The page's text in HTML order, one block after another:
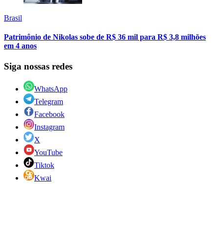
Brasil
Patrimônio de Nikolas sobe de R$ 36 mil para R$ 3,8 milhões
em 4 anos
Siga nossas redes
WhatsApp
Telegram
Facebook
Instagram
X
YouTube
Tiktok
Kwai